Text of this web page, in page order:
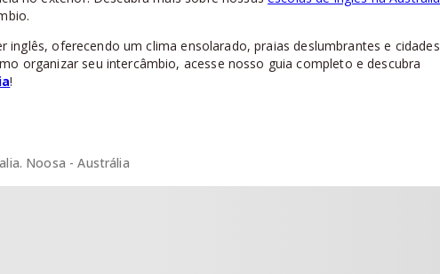
inglês, oferecendo um clima ensolarado, praias deslumbrantes e cidades
organizar seu intercâmbio, acesse nosso guia completo e descubra
!
Noosa - Austrália